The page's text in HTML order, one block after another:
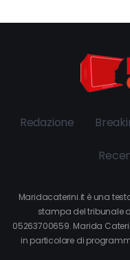
Redazione
Maridacaterini.it è una
stampa del tribunale
05263700659. Marida
in particolare di